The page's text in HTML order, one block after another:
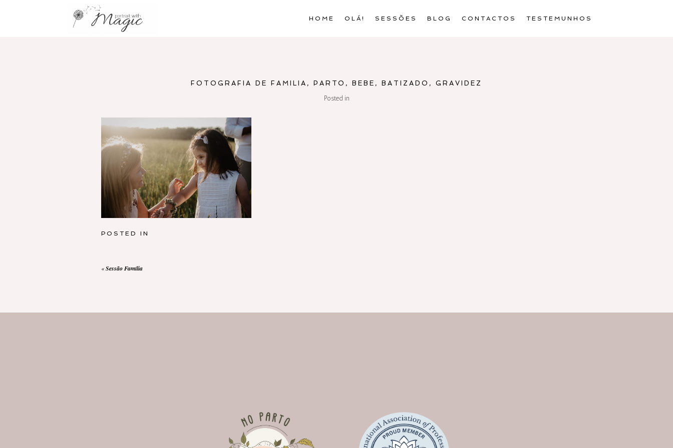
HOME OLÁ! SESSÕES BLOG CONTACTOS TESTEMUNHOS
FOTOGRAFIA DE FAMILIA, PARTO, BEBE, BATIZADO, GRAVIDEZ
Posted in
POSTED IN
« Sessão Família